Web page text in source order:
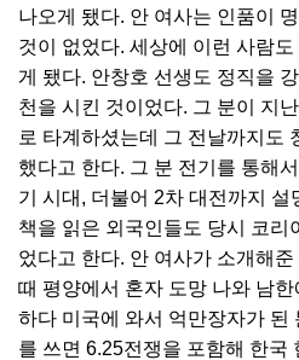
나오게 됐다. 안 여사는 인품이
것이 없었다. 세상에 이런 사람
게 됐다. 안창호 선생도 정직을
천을 시킨 것이었다. 그 분이 지
로 타계하셨는데 그 전날까지도
했다고 한다. 그 분 전기를 통해
기 시대, 더불어 2차 대전까지 설
책을 읽은 외국인들도 당시 코리
었다고 한다. 안 여사가 소개해
때 평양에서 혼자 도망 나와 남
하다 미국에 와서 억만장자가 된
를 쓰면 6.25전쟁을 포함해 한국